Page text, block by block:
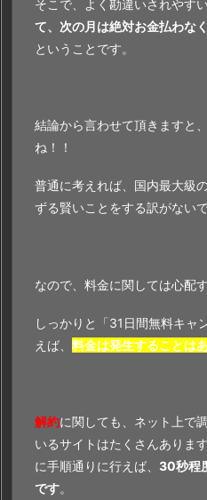
そこで、よく勘違いされやす
て、次の月は絶対お金払わな
ということです。
結論から言わせて頂きますと
ね！！
普通に考えれば、国内最大級
ずる賢いことをする訳がないで
なので、料金に関しては心配
しっかりと「31日間無料キャ
えば、 料金は発生することは
解約に関しても、ネット上で
いるサイトはたくさんありま
に手順通りに行えば、 30秒程
です。